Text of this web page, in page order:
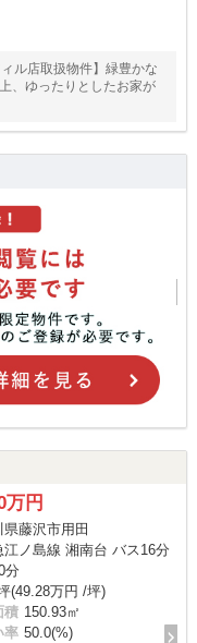
ル店取扱物件】緑豊かな
、ゆったりとしたお家が
万円
県藤沢市用田
江ノ島線 湘南台 バス16分
分
(49.28万円 /坪)
積 150.93㎡
率 50.0(%)